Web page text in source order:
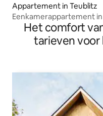
Appartement in Teublitz
Eenkamerappartement
Het comfort
tarieven